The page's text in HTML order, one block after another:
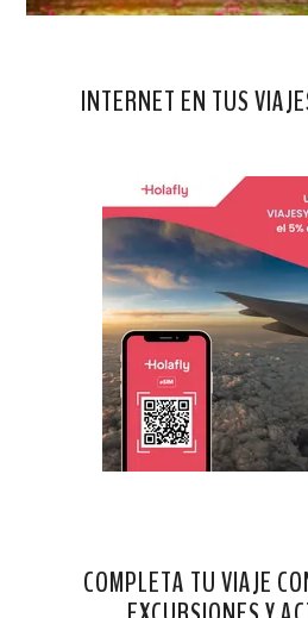
INTERNET EN TUS
COMPLETA TU VIAJE